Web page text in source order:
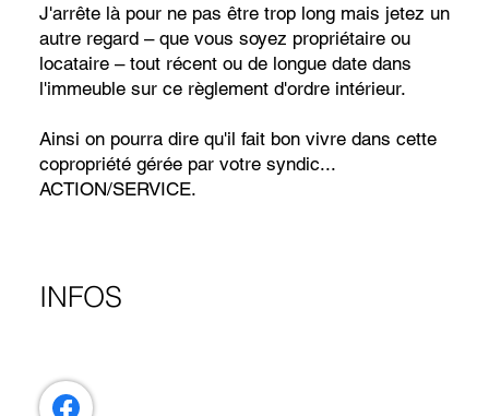
J'arrête là pour ne pas être trop long mais jetez un
autre regard – que vous soyez propriétaire ou
locataire – tout récent ou de longue date dans
l'immeuble sur ce règlement d'ordre intérieur.
Ainsi on pourra dire qu'il fait bon vivre dans cette
copropriété gérée par votre syndic...
ACTION/SERVICE.
INFOS